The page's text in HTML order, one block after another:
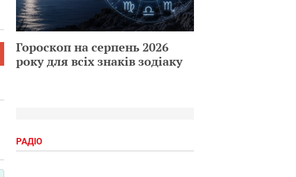
Гороскоп на серпень 2026
року для всіх знаків зодіаку
РАДІО